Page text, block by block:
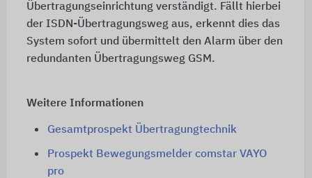
Übertragungseinrichtung verständigt. Fällt hierbei
der ISDN-Übertragungsweg aus, erkennt dies das
System sofort und übermittelt den Alarm über den
redundanten Übertragungsweg GSM.
Weitere Informationen
Gesamtprospekt Übertragungtechnik
Prospekt Bewegungsmelder comstar VAYO
pro